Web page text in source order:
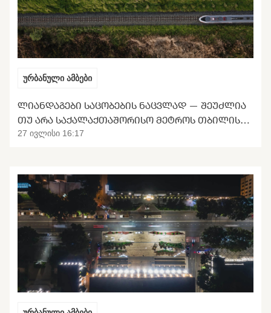
ურბანული ამბები
ᲚᲘᲐᲜᲓᲐᲒᲔᲑᲘ ᲡᲐᲪᲝᲑᲔᲑᲘᲡ ᲜᲐᲪᲕᲚᲐᲓ — ᲨᲔᲣᲫᲚᲘᲐ
ᲗᲣ ᲐᲠᲐ ᲡᲐᲥᲐᲚᲐᲥᲗᲐᲨᲝᲠᲘᲡᲝ ᲛᲔᲢᲠᲝᲡ ᲗᲑᲘᲚᲘᲡᲘᲡ
ᲒᲐᲜᲢᲕᲘᲠᲗᲕᲐ
27 ივლისი 16:17